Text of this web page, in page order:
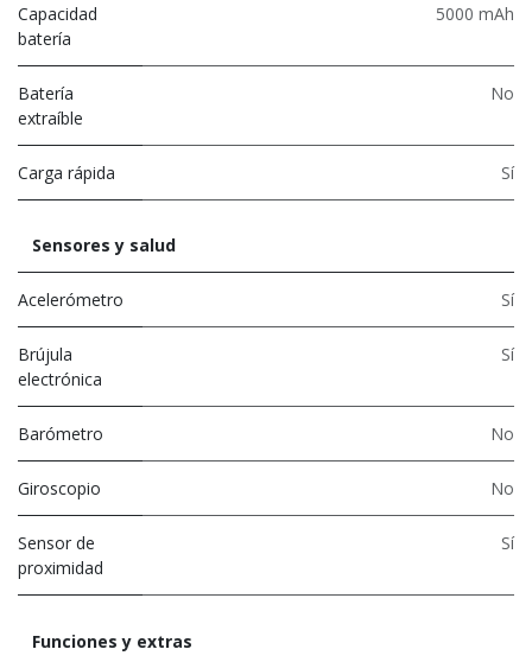
Capacidad
batería
5000 mAh
Batería
extraíble
No
Carga rápida Sí
Sensores y salud
Acelerómetro Sí
Brújula
electrónica
Sí
Barómetro No
Giroscopio No
Sensor de
proximidad
Sí
Funciones y extras